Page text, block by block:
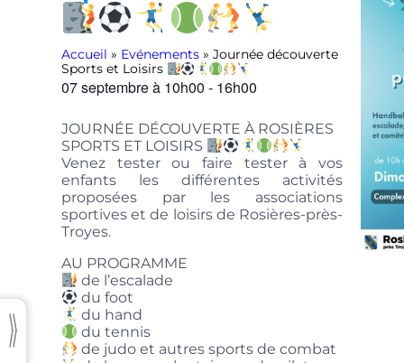
Accueil » Evénements » Journée découverte
Sports et Loisirs
07 septembreà 10h00 - 16h00
JOURNÉE DÉCOUVERTE À ROSIÈRES
SPORTS ET LOISIRS
Venez tester ou faire tester à vos
enfants les différentes activités
proposées par les associations
sportives et de loisirs de Rosières-près-
Troyes.
AU PROGRAMME
de l’escalade
du foot
du hand
du tennis
de judo et autres sports de combat